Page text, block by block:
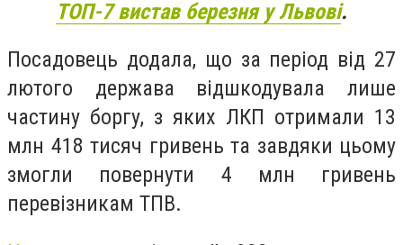
ТОП-7 вистав березня у Львові.
Посадовець додала, що за період від 27
лютого держава відшкодувала лише
частину боргу, з яких ЛКП отримали 13
млн 418 тисяч гривень та завдяки цьому
змогли повернути 4 млн гривень
перевізникам ТПВ.